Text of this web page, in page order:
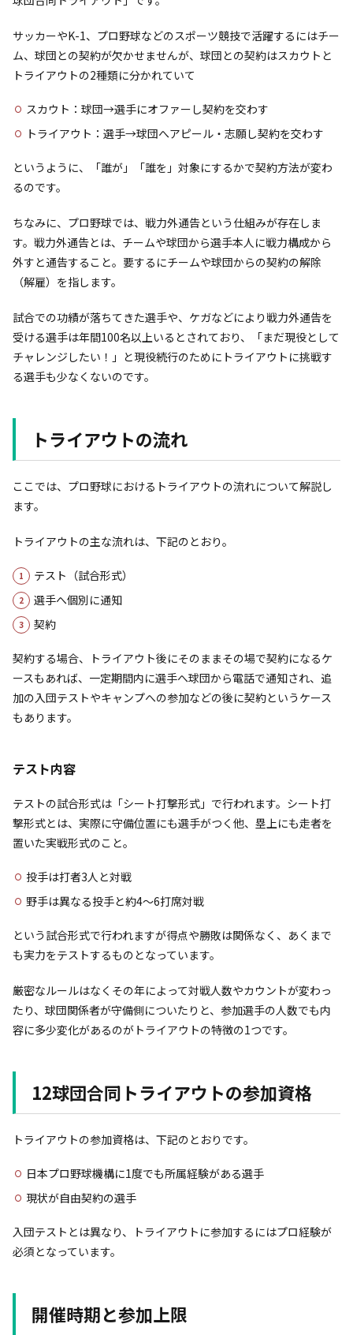
サッカーやK-1、プロ野球などのスポーツ競技で活躍するにはチー
ム、球団との契約が欠かせませんが、球団との契約はスカウトと
トライアウトの2種類に分かれていて
スカウト：球団→選手にオファーし契約を交わす
トライアウト：選手→球団へアピール・志願し契約を交わす
というように、「誰が」「誰を」対象にするかで契約方法が変わ
るのです。
ちなみに、プロ野球では、戦力外通告という仕組みが存在しま
す。戦力外通告とは、チームや球団から選手本人に戦力構成から
外すと通告すること。要するにチームや球団からの契約の解除
（解雇）を指します。
試合での功績が落ちてきた選手や、ケガなどにより戦力外通告を
受ける選手は年間100名以上いるとされており、「まだ現役として
チャレンジしたい！」と現役続行のためにトライアウトに挑戦す
る選手も少なくないのです。
トライアウトの流れ
ここでは、プロ野球におけるトライアウトの流れについて解説し
ます。
トライアウトの主な流れは、下記のとおり。
テスト（試合形式）
選手へ個別に通知
契約
契約する場合、トライアウト後にそのままその場で契約になるケ
ースもあれば、一定期間内に選手へ球団から電話で通知され、追
加の入団テストやキャンプへの参加などの後に契約というケース
もあります。
テスト内容
テストの試合形式は「シート打撃形式」で行われます。シート打
撃形式とは、実際に守備位置にも選手がつく他、塁上にも走者を
置いた実戦形式のこと。
投手は打者3人と対戦
野手は異なる投手と約4～6打席対戦
という試合形式で行われますが得点や勝敗は関係なく、あくまで
も実力をテストするものとなっています。
厳密なルールはなくその年によって対戦人数やカウントが変わっ
たり、球団関係者が守備側についたりと、参加選手の人数でも内
容に多少変化があるのがトライアウトの特徴の1つです。
12球団合同トライアウトの参加資格
トライアウトの参加資格は、下記のとおりです。
日本プロ野球機構に1度でも所属経験がある選手
現状が自由契約の選手
入団テストとは異なり、トライアウトに参加するにはプロ経験が
必須となっています。
開催時期と参加上限